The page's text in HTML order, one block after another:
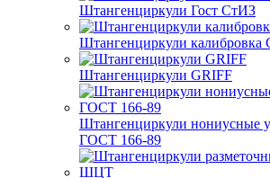
Штангенциркули Гост СтИЗ
Штангенциркули калибровка
Штангенциркули GRIFF
Штангенциркули нониусные
ГОСТ 166-89